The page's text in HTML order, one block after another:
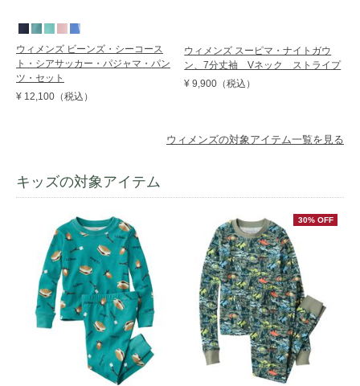
ウィメンズ ビーンズ・シーコース
ト・シアサッカー・パジャマ・パン
ツ・セット
¥ 12,100 （税込）
ウィメンズ スーピマ・ナイトガウ
ン、7分丈袖 Vネック ストライプ
¥ 9,900 （税込）
ウィメンズの対象アイテム一覧を見る
キッズの対象アイテム
30% OFF